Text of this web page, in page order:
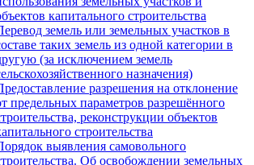
капитального строительства
земель или земельных участков в
таких земель из одной категории в
(за исключением земель
назначения)
разрешения на отклонение
предельных параметров разрешённого
реконструкции объектов
строительства
выявления самовольного
Об освобождении земельных